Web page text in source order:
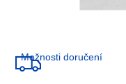
Možnosti doručení